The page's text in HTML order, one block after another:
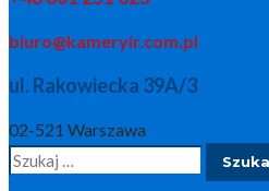
biuro@kameryir.com.pl
ul. Rakowiecka 39A/3
02-521 Warszawa
Szukaj: